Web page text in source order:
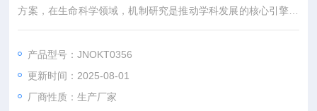
方案，在生命科学领域，机制研究是推动学科发展的核心引擎。
然而，从创新课题设计到高质量标书撰写，从复杂实验实施到科
困难、成果转化乏力。吉奥蓝图（JENNIO-LAB）依托全链式科
研平台与十年深耕经验，推出"机制研究课题全周期赋能计划"，
为科研工作者提供从理论创新到数据落地的完整解决方案。
产品型号：JNOKT0356
更新时间：2025-08-01
厂商性质：生产厂家